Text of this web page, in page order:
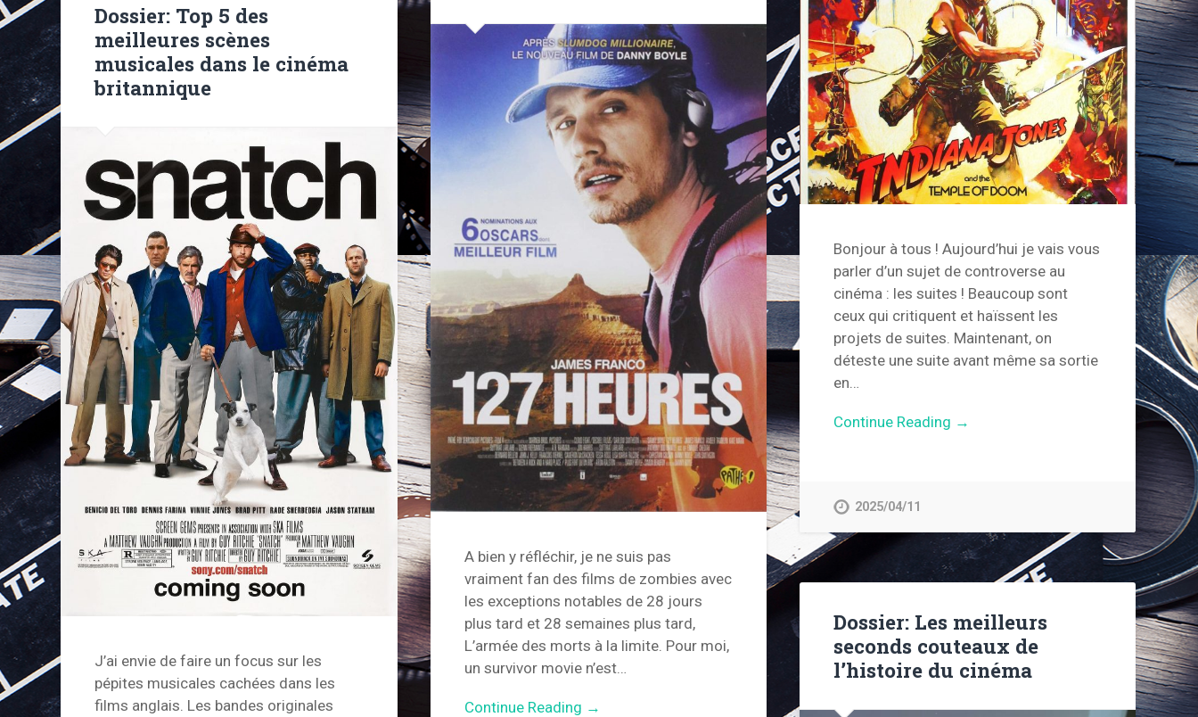
Bonjour à tous ! Aujourd’hui je vais vous
parler d’un sujet de controverse au
cinéma : les suites ! Beaucoup sont
ceux qui critiquent et haïssent les
projets de suites. Maintenant, on
déteste une suite avant même sa sortie
en…
Continue Reading →
2025/04/11
A bien y réfléchir, je ne suis pas
vraiment fan des films de zombies avec
les exceptions notables de 28 jours
plus tard et 28 semaines plus tard,
L’armée des morts à la limite. Pour moi,
un survivor movie n’est…
Continue Reading →
Dossier: Top 5 des
meilleures scènes
musicales dans le cinéma
britannique
J’ai envie de faire un focus sur les
pépites musicales cachées dans les
films anglais. Les bandes originales
Dossier: Les meilleurs
seconds couteaux de
l’histoire du cinéma